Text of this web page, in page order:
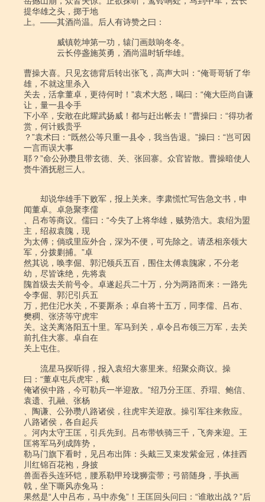
提华雄之头，掷于地
上。――其酒尚温。后人有诗赞之曰：
威镇乾坤第一功，辕门画鼓响冬冬。
云长停盏施英勇，酒尚温时斩华雄。
曹操大喜。只见玄德背后转出张飞，高声大叫：“俺哥哥斩了华
雄，不就这里杀入
关去，活拿董卓，更待何时！”袁术大怒，喝曰：“俺大臣尚自谦
让，量一县令手
下小卒，安敢在此耀武扬威！都与赶出帐去！”曹操曰：“得功者
赏，何计贱贵乎
？”袁术曰：“既然公等只重一县令，我当告退。”操曰：“岂可因
一言而误大事
耶？”命公孙瓒且带玄德、关、张回寨。众官皆散。曹操暗使人
赍牛酒抚慰三人。
却说华雄手下败军，报上关来。李肃慌忙写告急文书，申
闻董卓。卓急聚李儒
、吕布等商议。儒曰：“今失了上将华雄，贼势浩大。袁绍为盟
主，绍叔袁隗，现
为太傅；倘或里应外合，深为不便，可先除之。请丞相亲领大
军，分拨剿捕。”卓
然其说，唤李倔、郭汜领兵五百，围住太傅袁隗家，不分老
幼，尽皆诛绝，先将袁
隗首级去关前号令。卓遂起兵二十万，分为两路而来：一路先
令李倔、郭汜引兵五
万，把住汜水关，不要厮杀；卓自将十五万，同李儒、吕布、
樊稠、张济等守虎牢
关。这关离洛阳五十里。军马到关，卓令吕布领三万军，去关
前扎住大寨。卓自在
关上屯住。
流星马探听得，报入袁绍大寨里来。绍聚众商议。操
曰：“董卓屯兵虎牢，截
俺诸侯中路，今可勒兵一半迎敌。”绍乃分王匡、乔瑁、鲍信、
袁遗、孔融、张杨
、陶谦、公孙瓒八路诸侯，往虎牢关迎敌。操引军往来救应。
八路诸侯，各自起兵
。河内太守王匡，引兵先到。吕布带铁骑三千，飞奔来迎。王
匡将军马列成阵势，
勒马门旗下看时，见吕布出阵：头戴三叉束发紫金冠，体挂西
川红锦百花袍，身披
兽面吞头连环铠，腰系勒甲玲珑狮蛮带；弓箭随身，手执画
戟，坐下嘶风赤兔马：
果然是“人中吕布，马中赤兔”！王匡回头问曰：“谁敢出战？”后